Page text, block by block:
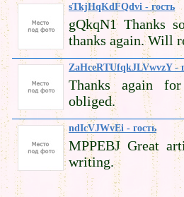
sTkjHqKdFQdvi - гость
gQkqN1 Thanks
thanks again. Will
ZaHceRTUfqkJLVwvzY -
Thanks again
obliged.
ndIcVJWvEi - гость
MPPEBJ Great
writing.